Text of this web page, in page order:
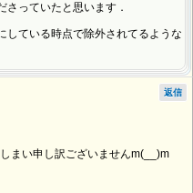
さっていたと思います．
している時点で除外されてるような
まい申し訳ございませんm(__)m
返信